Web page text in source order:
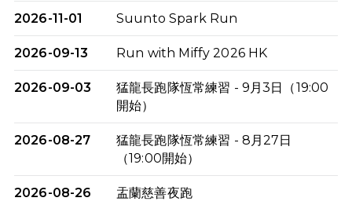
2026-11-01 Suunto Spark Run
2026-09-13 Run with Miffy 2026 HK
2026-09-03
猛龍長跑隊恆常練習 - 9月3日（19:00
開始）
2026-08-27
猛龍長跑隊恆常練習 - 8月27日
（19:00開始）
2026-08-26 盂蘭慈善夜跑